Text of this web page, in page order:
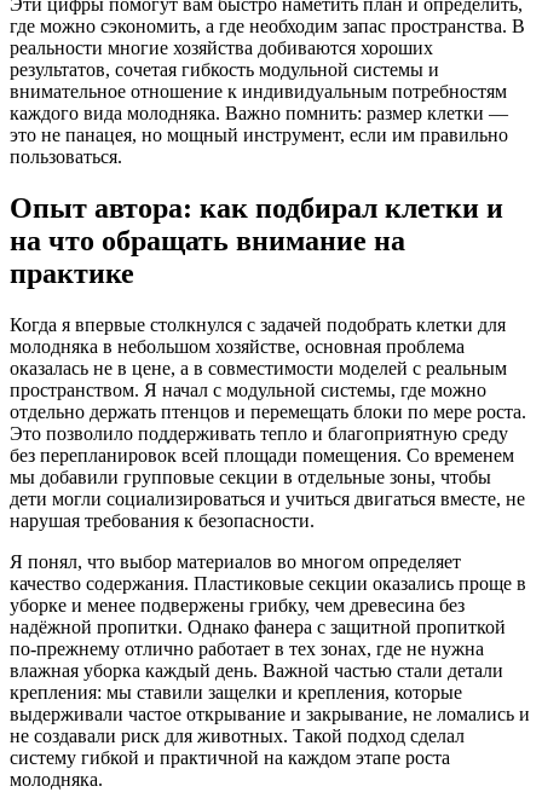
Эти цифры помогут вам быстро наметить план и определить,
где можно сэкономить, а где необходим запас пространства. В
реальности многие хозяйства добиваются хороших
результатов, сочетая гибкость модульной системы и
внимательное отношение к индивидуальным потребностям
каждого вида молодняка. Важно помнить: размер клетки —
это не панацея, но мощный инструмент, если им правильно
пользоваться.
Опыт автора: как подбирал клетки и
на что обращать внимание на
практике
Когда я впервые столкнулся с задачей подобрать клетки для
молодняка в небольшом хозяйстве, основная проблема
оказалась не в цене, а в совместимости моделей с реальным
пространством. Я начал с модульной системы, где можно
отдельно держать птенцов и перемещать блоки по мере роста.
Это позволило поддерживать тепло и благоприятную среду
без перепланировок всей площади помещения. Со временем
мы добавили групповые секции в отдельные зоны, чтобы
дети могли социализироваться и учиться двигаться вместе, не
нарушая требования к безопасности.
Я понял, что выбор материалов во многом определяет
качество содержания. Пластиковые секции оказались проще в
уборке и менее подвержены грибку, чем древесина без
надёжной пропитки. Однако фанера с защитной пропиткой
по-прежнему отлично работает в тех зонах, где не нужна
влажная уборка каждый день. Важной частью стали детали
крепления: мы ставили защелки и крепления, которые
выдерживали частое открывание и закрывание, не ломались и
не создавали риск для животных. Такой подход сделал
систему гибкой и практичной на каждом этапе роста
молодняка.